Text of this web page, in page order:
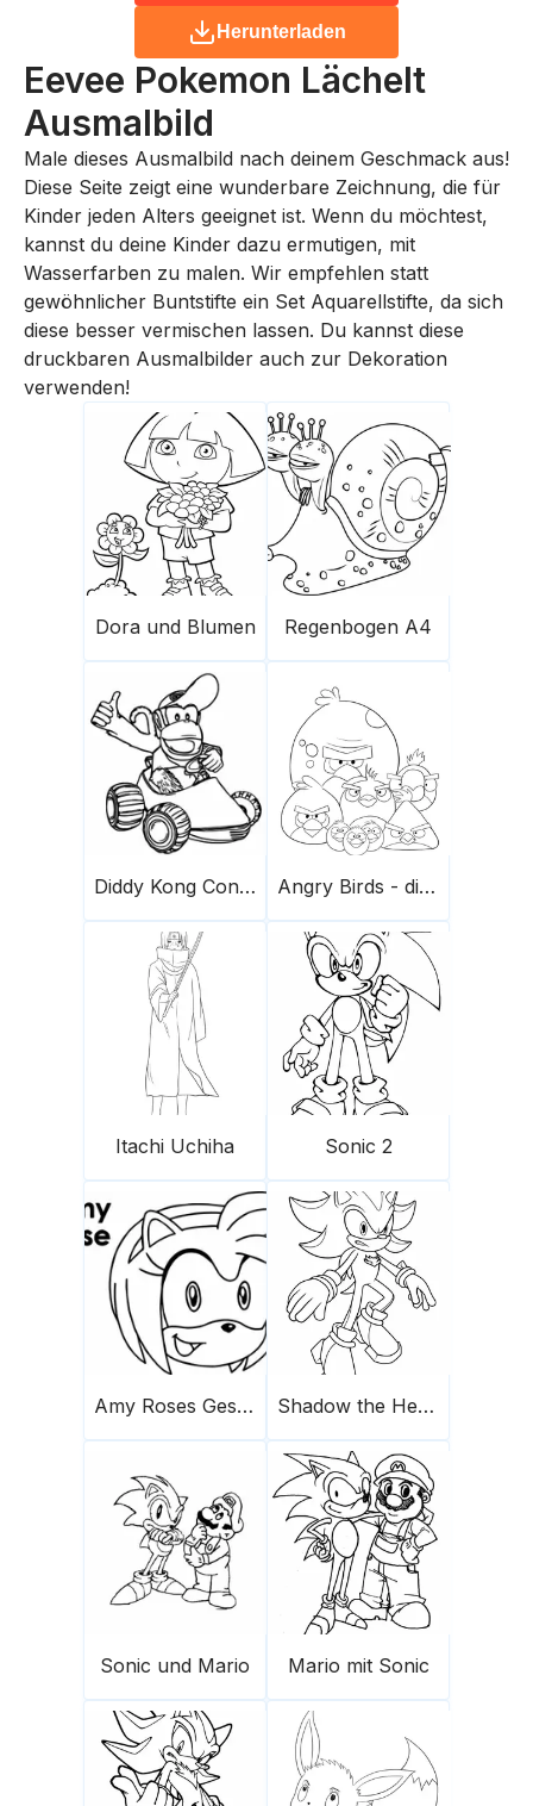
Herunterladen
Eevee Pokemon Lächelt
Ausmalbild
Male dieses Ausmalbild nach deinem Geschmack aus!
Diese Seite zeigt eine wunderbare Zeichnung, die für
Kinder jeden Alters geeignet ist. Wenn du möchtest,
kannst du deine Kinder dazu ermutigen, mit
Wasserfarben zu malen. Wir empfehlen statt
gewöhnlicher Buntstifte ein Set Aquarellstifte, da sich
diese besser vermischen lassen. Du kannst diese
druckbaren Ausmalbilder auch zur Dekoration
verwenden!
Dora und Blumen Regenbogen A4
Diddy Kong Conduce Un Coche Scaled Angry Birds - die Herde
Itachi Uchiha Sonic 2
Amy Roses Gesicht Shadow the Hedgehog 1
Sonic und Mario Mario mit Sonic